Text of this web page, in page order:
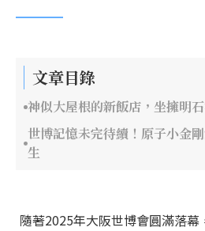
文章目錄
神似大屋根的新飯店，坐擁明
世博記憶未完待續！原子小金
生
隨著2025年大阪世博會圓滿落幕